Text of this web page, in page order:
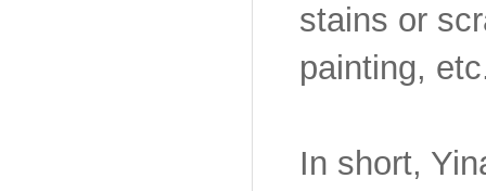
stains or
painting,
In short,